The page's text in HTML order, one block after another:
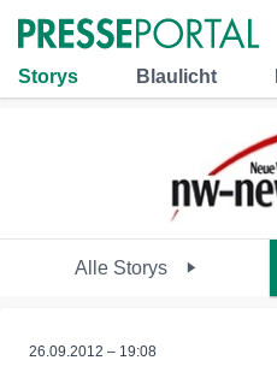
Storys Blaulicht
Alle Storys
26.09.2012 – 19:08